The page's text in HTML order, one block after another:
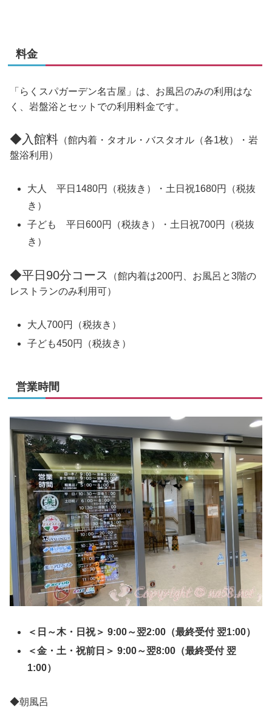
料金
「らくスパガーデン名古屋」は、お風呂のみの利用はな
く、 岩盤浴とセットでの利用料金です。
◆入館料 （館内着・タオル・バスタオル（各1枚）・岩
盤浴利用）
大人 平日1480円（税抜き）・土日祝1680円（税抜
き）
子ども 平日600円（税抜き）・土日祝700円（税抜
き）
◆平日90分コース
（館内着は200円、お風呂と3階の
レストランのみ利用可）
大人700円（税抜き）
子ども450円（税抜き）
営業時間
＜日～木・日祝＞ 9:00～翌2:00（最終受付 翌1:00）
＜金・土・祝前日＞ 9:00～翌8:00（最終受付 翌
1:00）
◆朝風呂